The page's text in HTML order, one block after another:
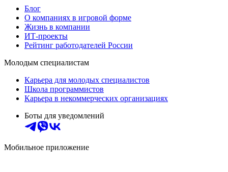
Блог
О компаниях в игровой форме
Жизнь в компании
ИТ-проекты
Рейтинг работодателей России
Молодым специалистам
Карьера для молодых специалистов
Школа программистов
Карьера в некоммерческих организациях
Боты для уведомлений
Мобильное приложение